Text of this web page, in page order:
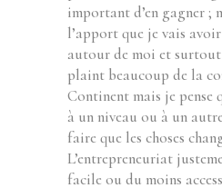
important d’en gagner ;
l’apport que je vais
autour de moi et surtout
plaint beaucoup de la
Continent mais je pense
à un niveau ou à un
faire que les choses
L’entrepreneuriat
facile ou du moins